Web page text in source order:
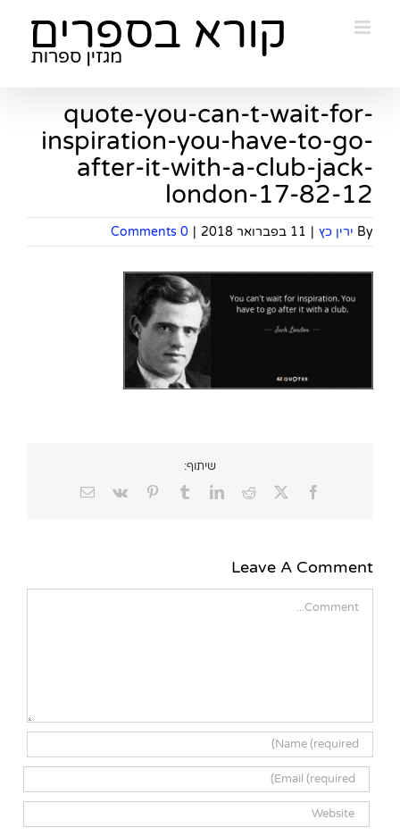
quote-you-can-t-wait-for-
inspiration-you-have-to-go-
after-it-with-a-club-jack-
london-17-82-12
By ירין כץ | 11 בפברואר 2018 |
0 Comments
שיתוף:
Facebook
X
Reddit
LinkedIn
Tumblr
Pinterest
Vk
Email
Leave A Comment